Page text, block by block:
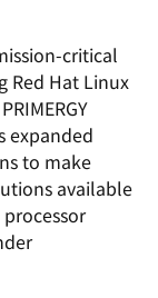
critical
Red Hat Linux
expanded
to make
available